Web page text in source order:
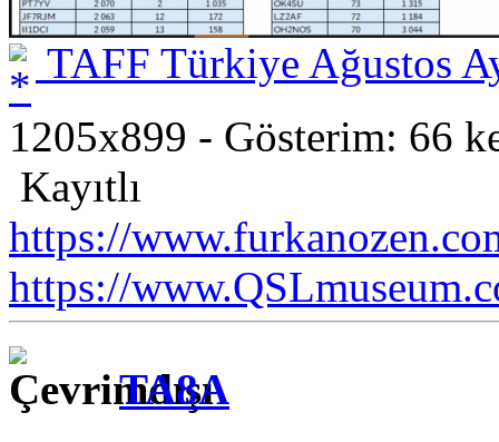
TAFF Türkiye Ağustos
1205x899 - Gösterim: 66
Kayıtlı
https://
https://
TA8A